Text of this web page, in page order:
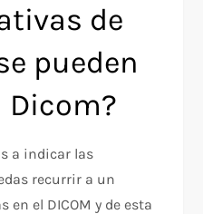
de
pueden
Dicom?
a indicar las
recurrir a un
el DICOM y de esta